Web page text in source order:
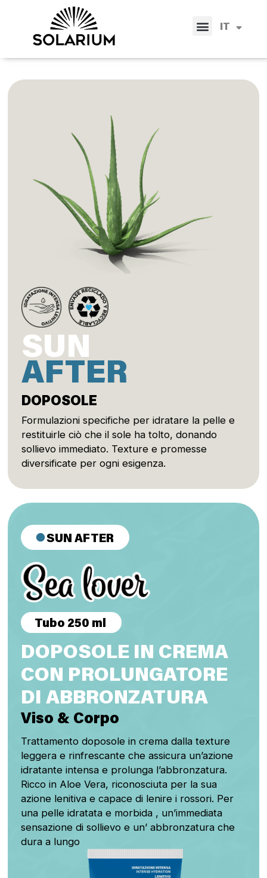
IT
ES
SUN
AFTER
DOPOSOLE
Formulazioni specifiche per idratare la pelle e
restituirle ciò che il sole ha tolto, donando
sollievo immediato. Texture e promesse
diversificate per ogni esigenza.
SUN AFTER
Tubo 250 ml
DOPOSOLE IN CREMA
CON PROLUNGATORE
DI ABBRONZATURA
Viso & Corpo
Trattamento doposole in crema dalla texture
leggera e rinfrescante che assicura un’azione
idratante intensa e prolunga l’abbronzatura.
Ricco in Aloe Vera, riconosciuta per la sua
azione lenitiva e capace di lenire i rossori. Per
una pelle idratata e morbida , un’immediata
sensazione di sollievo e un’ abbronzatura che
dura a lungo